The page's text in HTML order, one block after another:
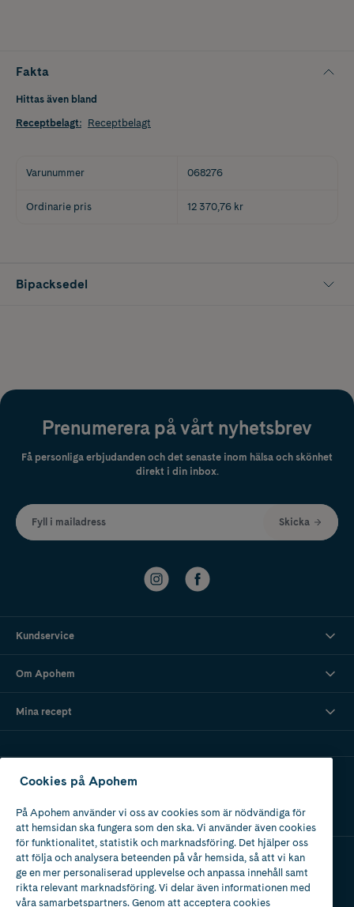
Fakta
Hittas även bland
Receptbelagt: Receptbelagt
Varunummer 068276
Ordinarie pris 12 370,76 kr
Bipacksedel
Prenumerera på vårt nyhetsbrev
Få personliga erbjudanden och det senaste inom hälsa och skönhet
direkt i din inbox.
Fyll i mailadress Skicka
Kundservice
Om Apohem
Mina recept
Ladda ner vår app
Apotek med tillstånd
av Läkemedelsverket
Cookies på Apohem
På Apohem använder vi oss av cookies som är nödvändiga för
att hemsidan ska fungera som den ska. Vi använder även cookies
för funktionalitet, statistik och marknadsföring. Det hjälper oss
att följa och analysera beteenden på vår hemsida, så att vi kan
ge en mer personaliserad upplevelse och anpassa innehåll samt
rikta relevant marknadsföring. Vi delar även informationen med
våra samarbetspartners. Genom att acceptera cookies